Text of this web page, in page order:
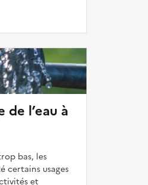
de l’eau à
bas, les
certains usages
et